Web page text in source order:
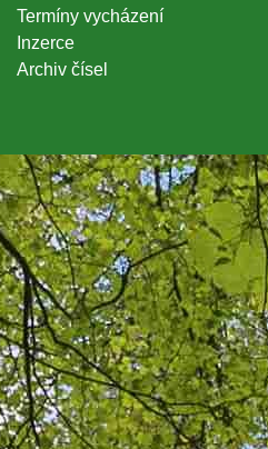
Termíny vycházení
Inzerce
Archiv čísel